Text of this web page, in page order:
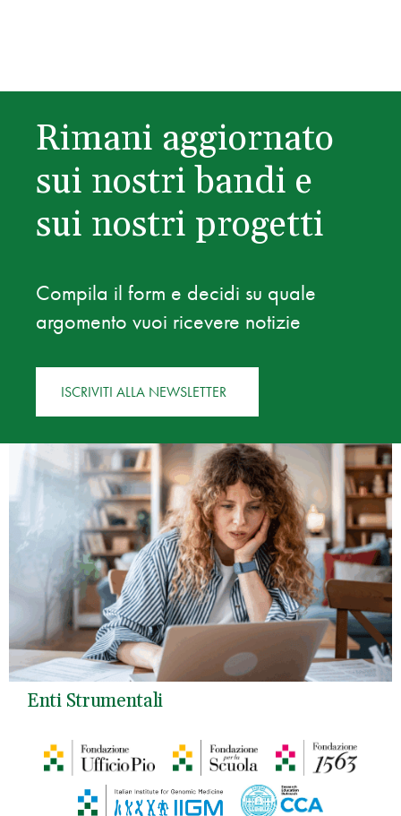
Rimani aggiornato
sui nostri bandi e
sui nostri progetti
Compila il form e decidi su quale
argomento vuoi ricevere notizie
ISCRIVITI ALLA NEWSLETTER
Enti Strumentali